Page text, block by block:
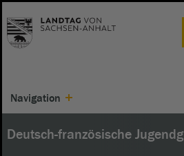
Navigation
Deutsch-französische